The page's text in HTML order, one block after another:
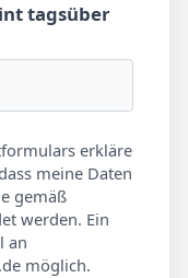
tagsüber
erkläre
meine Daten
gemäß
werden. Ein
an
möglich.